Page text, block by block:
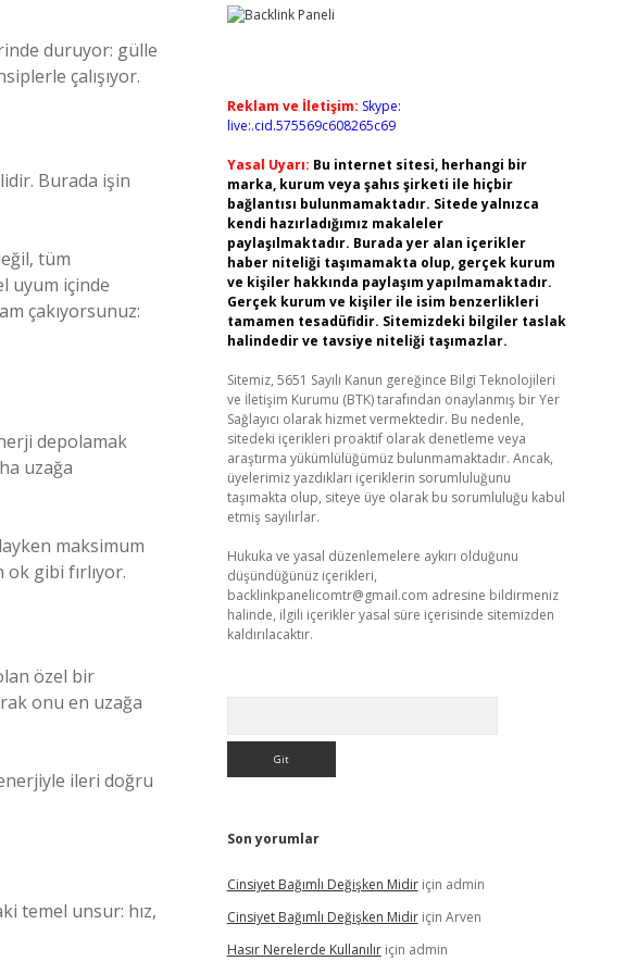
duruyor: gülle
çalışıyor.
Burada işin
tüm
uyum içinde
çakıyorsunuz:
depolamak
uzağa
maksimum
ok gibi fırlıyor.
özel bir
onu en uzağa
ileri doğru
temel unsur: hız,
Reklam ve İletişim: Skype:
live:.cid.575569c608265c69
Yasal Uyarı: Bu internet sitesi, herhangi bir
marka, kurum veya şahıs şirketi ile hiçbir
bağlantısı bulunmamaktadır. Sitede yalnızca
kendi hazırladığımız makaleler
paylaşılmaktadır. Burada yer alan içerikler
haber niteliği taşımamakta olup, gerçek kurum
ve kişiler hakkında paylaşım yapılmamaktadır.
Gerçek kurum ve kişiler ile isim benzerlikleri
tamamen tesadüfidir. Sitemizdeki bilgiler taslak
halindedir ve tavsiye niteliği taşımazlar.
Sitemiz, 5651 Sayılı Kanun gereğince Bilgi Teknolojileri
ve İletişim Kurumu (BTK) tarafından onaylanmış bir Yer
Sağlayıcı olarak hizmet vermektedir. Bu nedenle,
sitedeki içerikleri proaktif olarak denetleme veya
araştırma yükümlülüğümüz bulunmamaktadır. Ancak,
üyelerimiz yazdıkları içeriklerin sorumluluğunu
taşımakta olup, siteye üye olarak bu sorumluluğu kabul
etmiş sayılırlar.
Hukuka ve yasal düzenlemelere aykırı olduğunu
düşündüğünüz içerikleri,
backlinkpanelicomtr@gmail.com adresine bildirmeniz
halinde, ilgili içerikler yasal süre içerisinde sitemizden
kaldırılacaktır.
Son yorumlar
Cinsiyet Bağımlı Değişken Midiriçin admin
Cinsiyet Bağımlı Değişken Midiriçin Arven
Hasır Nerelerde Kullanılıriçin admin